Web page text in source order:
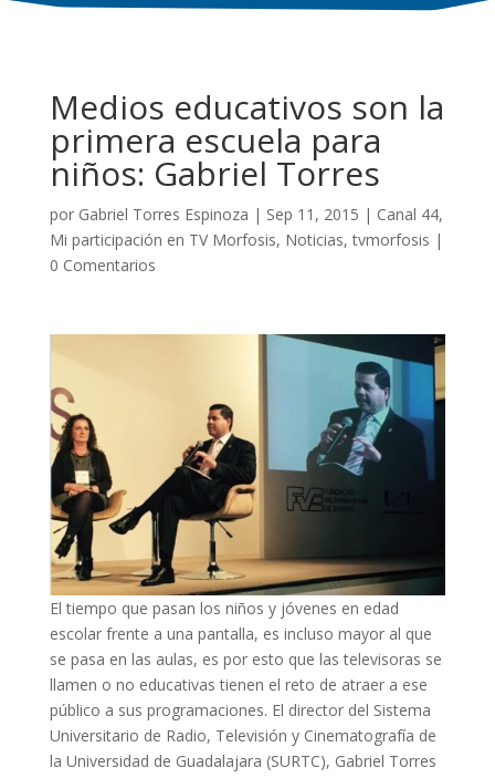
Medios educativos son la
primera escuela para
niños: Gabriel Torres
por Gabriel Torres Espinoza | Sep 11, 2015 | Canal 44,
Mi participación en TV Morfosis, Noticias,tvmorfosis |
0 Comentarios
El tiempo que pasan los niños y jóvenes en edad
escolar frente a una pantalla, es incluso mayor al que
se pasa en las aulas, es por esto que las televisoras se
llamen o no educativas tienen el reto de atraer a ese
público a sus programaciones. El director del Sistema
Universitario de Radio, Televisión y Cinematografía de
la Universidad de Guadalajara (SURTC), Gabriel Torres